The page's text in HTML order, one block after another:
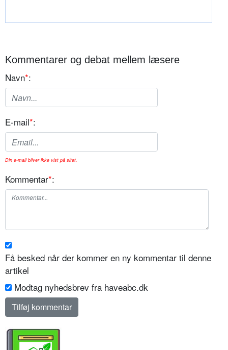
Kommentarer og debat mellem læsere
Navn*:
E-mail*:
Din e-mail bliver ikke vist på sitet.
Kommentar*:
Få besked når der kommer en ny kommentar til denne
artikel
Modtag nyhedsbrev fra haveabc.dk